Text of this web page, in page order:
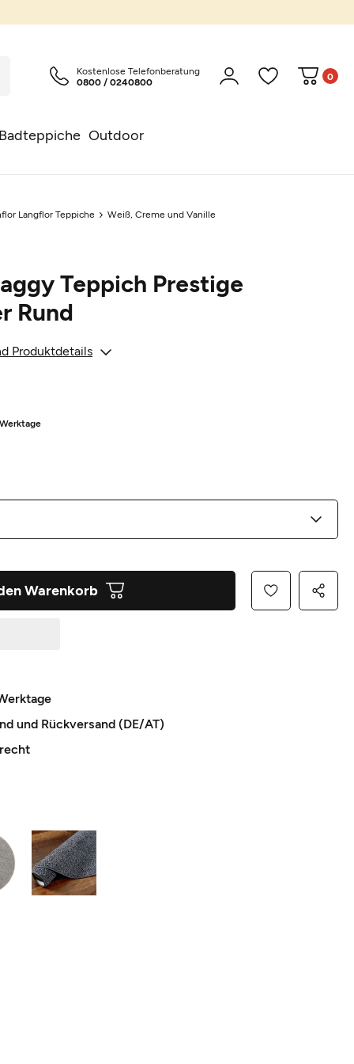
Outdoor
Kostenlose Telefonberatung
0800 / 0240800
0
Langflor Teppiche Weiß, Creme und Vanille
Teppich Prestige
Rund
Produktdetails
Warenkorb
und Rückversand (DE/AT)